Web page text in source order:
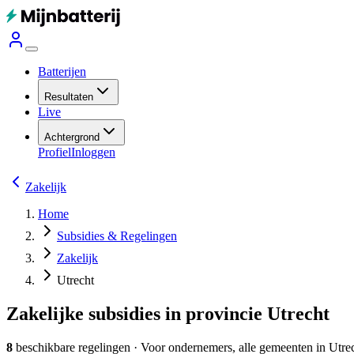
Batterijen
Resultaten
Live
Achtergrond
ProfielInloggen
Zakelijk
Home
Subsidies & Regelingen
Zakelijk
Utrecht
Zakelijke subsidies in provincie Utrecht
8 beschikbare regelingen · Voor ondernemers, alle gemeenten in